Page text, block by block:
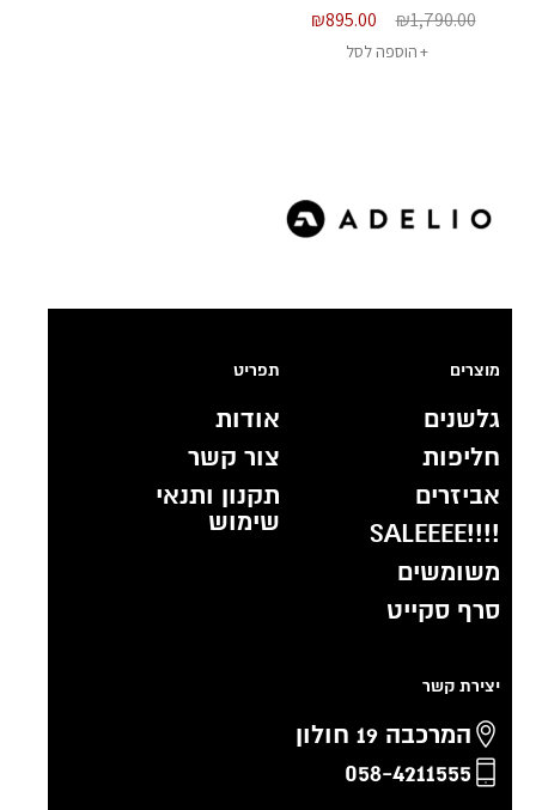
₪1,790.00
₪895.00
הוספה לסל
מוצרים
גלשנים
חליפות
אביזרים
!!!!SALEEEE
משומשים
סרף סקייט
תפריט
אודות
צור קשר
תקנון ותנאי
שימוש
יצירת קשר
המרכבה 19 חולון
058-4211555